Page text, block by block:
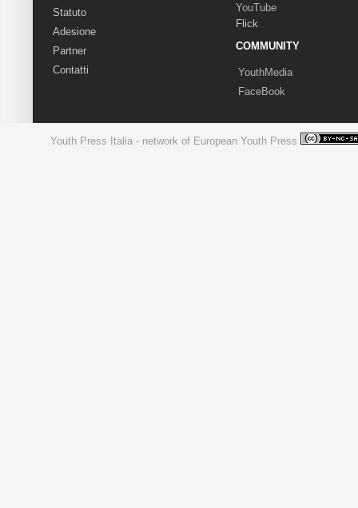
Statuto
Adesione
Partner
Contatti
YouTube
Flick
COMMUNITY
YouthMedia
FaceBook
Youth Press Italia - network of European Youth Press